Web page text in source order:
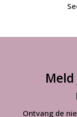
Ontvang de